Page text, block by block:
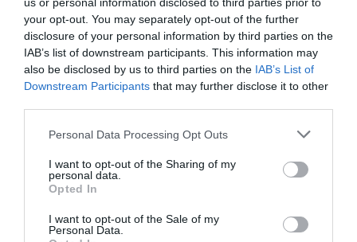
your opt-out. You may separately opt-out of the further
disclosure of your personal information by third parties on the
IAB’s list of downstream participants. This information may
also be disclosed by us to third parties on the IAB’s List of
Downstream Participants that may further disclose it to other
Please note that this website/app uses one or more Google
not limited to your visit or usage behaviour. You may click to
grant or deny consent to Google and its third-party tags to
use your data for below specified purposes in below Google
consent section.
Personal Data Processing Opt Outs
I want to opt-out of the Sharing of my
personal data.
Opted In
I want to opt-out of the Sale of my
Personal Data.
számunkra.
Minda Laura
2023. Június 27.
koszos hely.
Undorítóan mocskos,
ragacsos az összes
evőeszköz. Mindegyik.
A női vécé vécécsészéje
A pisziárok gusztustalanul
mocskosak.
Biztos nyaral a takarítónő, a
takarításhoz.
Hatalmasok az adagok, ezért